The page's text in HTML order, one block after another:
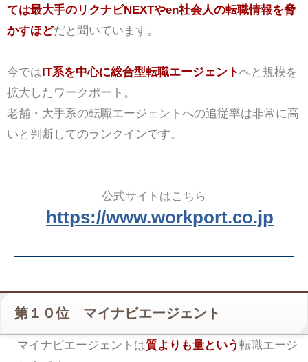
ては最大手のリクナビNEXTやen社会人の転職情報を脅
かすほどだと聞いています。
今ではIT系を中心に総合型転職エージェントへと規模を
拡大したワークポート。
老舗・大手系の転職エージェントへの追従率は非常に高
いと判断してのランクインです。
公式サイトはこちら
https://www.workport.co.jp
第１０位 マイナビエージェント
マイナビエージェントは質よりも量という転職エージ